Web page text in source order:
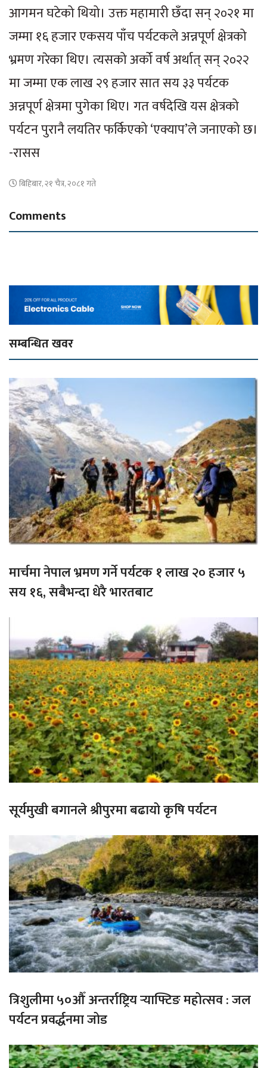
आगमन घटेको थियो। उक्त महामारी छँदा सन् २०२१ मा
जम्मा १६ हजार एकसय पाँच पर्यटकले अन्नपूर्ण क्षेत्रको
भ्रमण गरेका थिए। त्यसको अर्को वर्ष अर्थात् सन् २०२२
मा जम्मा एक लाख २९ हजार सात सय ३३ पर्यटक
अन्नपूर्ण क्षेत्रमा पुगेका थिए। गत वर्षदेखि यस क्षेत्रको
पर्यटन पुरानै लयतिर फर्किएको ‘एक्याप’ले जनाएको छ।
-रासस
बिहिबार, २१ चैत्र, २०८१ गते
Comments
सम्बन्धित खवर
मार्चमा नेपाल भ्रमण गर्ने पर्यटक १ लाख २० हजार ५
सय १६, सबैभन्दा धेरै भारतबाट
सूर्यमुखी बगानले श्रीपुरमा बढायो कृषि पर्यटन
त्रिशुलीमा ५०औँ अन्तर्राष्ट्रिय र्‍याफ्टिङ महोत्सव : जल
पर्यटन प्रवर्द्धनमा जोड